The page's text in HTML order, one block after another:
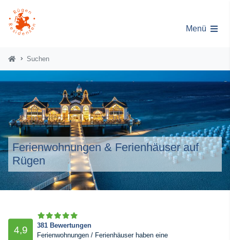
Menü
Suchen
Ferienwohnungen & Ferienhäuser auf
Rügen
4,9
381 Bewertungen
Ferienwohnungen / Ferienhäuser haben eine